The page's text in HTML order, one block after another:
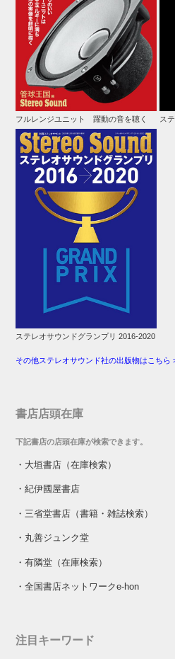
フルレンジユニット 躍動の音を聴く ス
ステレオサウンドグランプリ 2016-2020
その他ステレオサウンド社の出版物はこちら
書店店頭在庫
下記書店の店頭在庫が検索できます。
・ 大垣書店（在庫検索）
・紀伊國屋書店
・ 三省堂書店（書籍・雑誌検索）
・ 丸善ジュンク堂
・有隣堂（在庫検索）
・全国書店ネットワークe-hon
注目キーワード